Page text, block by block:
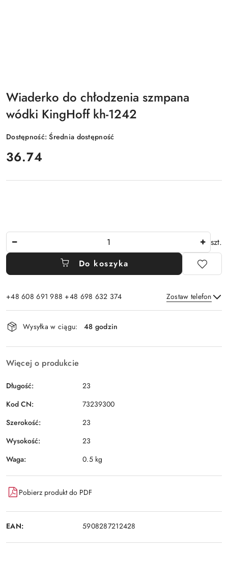
Wiaderko do chłodzenia szmpana
wódki KingHoff kh-1242
Dostępność:Średnia dostępność
cena:
36.74
szt.
Do koszyka
+48 608 691 988 +48 698 632 374 Zostaw telefon
Dostępność
i
dostawa
Wysyłka w ciągu: 48 godzin
Więcej o produkcie
Długość:
23
Kod CN:
73239300
Szerokość:
23
Wysokość:
23
Waga:
0.5 kg
Pobierz produkt do PDF
EAN: 5908287212428